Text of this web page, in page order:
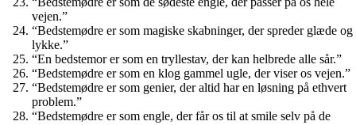
vejen.”
“Bedstemødre er som magiske skabninger, der spreder glæde og
lykke.”
“En bedstemor er som en tryllestav, der kan helbrede alle sår.”
“Bedstemødre er som en klog gammel ugle, der viser os vejen.”
“Bedstemødre er som genier, der altid har en løsning på ethvert
problem.”
“Bedstemødre er som engle, der får os til at smile selv på de